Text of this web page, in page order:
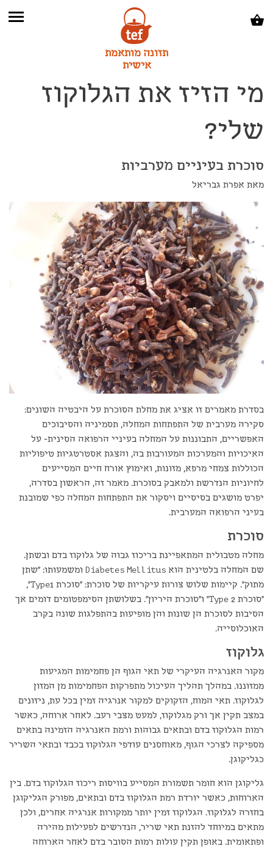
תזונה מותאמת
אישית
מי הזיז את הגלוקוז
שלי?
סוכרת בעיניים מערביות
מאת אפרת גבריאל
בסדרת מאמרים זו אציג את מחלת הסוכרת על היבטיה השונים:
סקירה מערבית של התפתחות המחלה, תסמיניה והסיבוכים
האפשריים, התבוננות על המחלה בעיניי הרפואה הסינית- על
האיכויות והמערכות המעורבות בה, והצגת אסטרטגיות טיפוליות
הכוללות צמחי מרפא, מזונות, ואימוץ אורח חיים המסייעים
לחיוניות הנדרשת ולמאבק בסוכרת. מאמר זה, הראשון בסדרה,
יפרט מושגים בסיסיים ויסקור את התפתחות המחלה כפי שמובנת
בעיני הרפואה המערבית.
סוכרת
מחלה מטבולית המתאפיינת בריכוז גבוה של גלוקוז בדם ובשתן.
שם המחלה בלטינית הוא Diabetes Mellitus ומשמעותו: "שתן
מתוק". קיימות שלוש צורות עיקריות של סוכרת: "סוכרת Type1",
"סוכרת Type 2" ו"סוכרת היריון". בשלושתן הסימפטומים דומים אך
הסיבות לסוכרת הן שונות והן מופיעות בהתפלגות שונה בקרב
האוכלוסייה.
גלוקוז
מקור האנרגיה העיקרי של תאי הגוף הן פחמימות המגיעות
ממזוננו. במהלך תהליך העיכול מתפרקות הפחמימות מן המזון
לגלוקוז. תאי המוח, הזקוקים למקור אנרגיה זמין בכל עת, ניזונים
במצב תקין אך ורק מגלוקוז, למעט מצבי רעב. לאחר ארוחה, כאשר
רמות הגלוקוז בדם ובתאים גבוהות ורמת האנרגיה הזמינה בתאים
מספיקה לצרכי הגוף, מאוחסנים עודפי הגלוקוז בכבד ובתאי השריר
כגליקוגן.
גליקוגן הוא חומר תשמורת המסייע בוויסות ריכוז הגלוקוז בדם. בין
הארוחות, כאשר יורדת רמת הגלוקוז בדם ובתאים, מפורק הגליקוגן
בחזרה לגלוקוז. הגלוקוז זמין יותר ממקורות אנרגיה אחרים, ולכן
מתאים במיוחד להזנת תאי שריר, הנדרשים לפעילות מהירה
ופתאומית. באופן תקין עולות רמות הסובר בדם לאחר הארוחה